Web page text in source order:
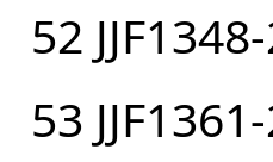
52
53